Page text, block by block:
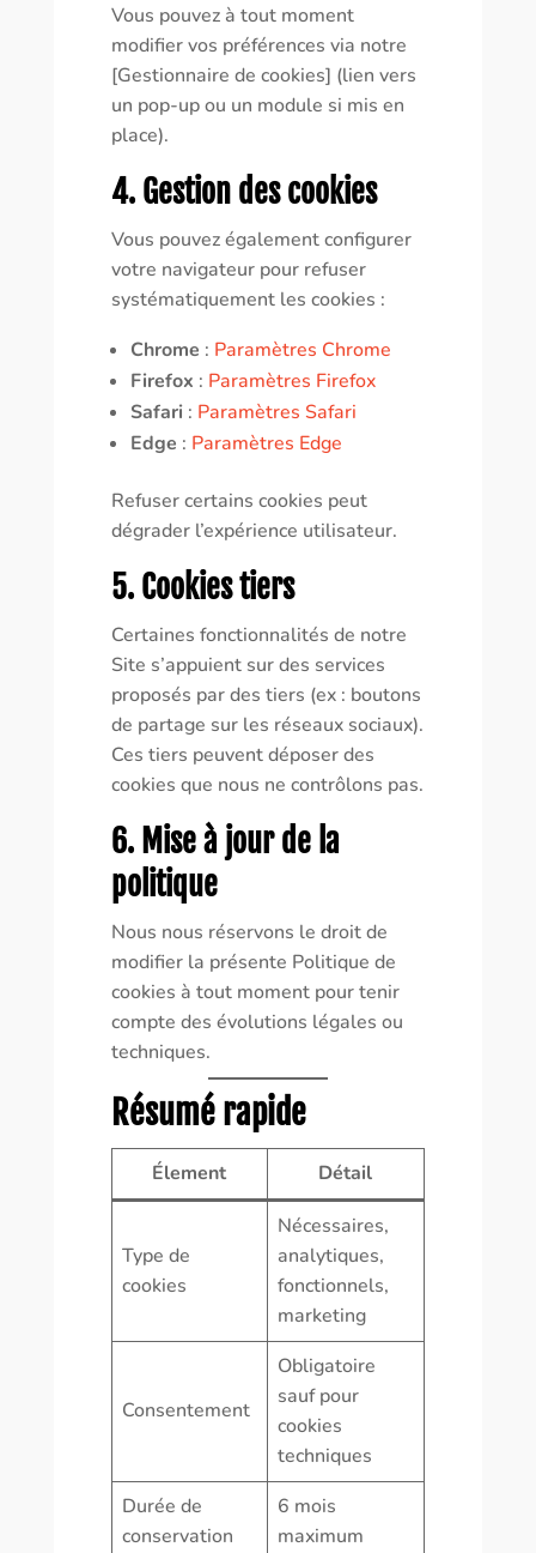
Vous pouvez à tout moment
modifier vos préférences via notre
[Gestionnaire de cookies] (lien vers
un pop-up ou un module si mis en
place).
4. Gestion des cookies
Vous pouvez également configurer
votre navigateur pour refuser
systématiquement les cookies :
Chrome : Paramètres Chrome
Firefox : Paramètres Firefox
Safari: Paramètres Safari
Edge : Paramètres Edge
Refuser certains cookies peut
dégrader l’expérience utilisateur.
5. Cookies tiers
Certaines fonctionnalités de notre
Site s’appuient sur des services
proposés par des tiers (ex : boutons
de partage sur les réseaux sociaux).
Ces tiers peuvent déposer des
cookies que nous ne contrôlons pas.
6. Mise à jour de la
politique
Nous nous réservons le droit de
modifier la présente Politique de
cookies à tout moment pour tenir
compte des évolutions légales ou
techniques.
Résumé rapide
Élement Détail
Type de
cookies
Nécessaires,
analytiques,
fonctionnels,
marketing
Consentement
Obligatoire
sauf pour
cookies
techniques
Durée de
conservation
6 mois
maximum